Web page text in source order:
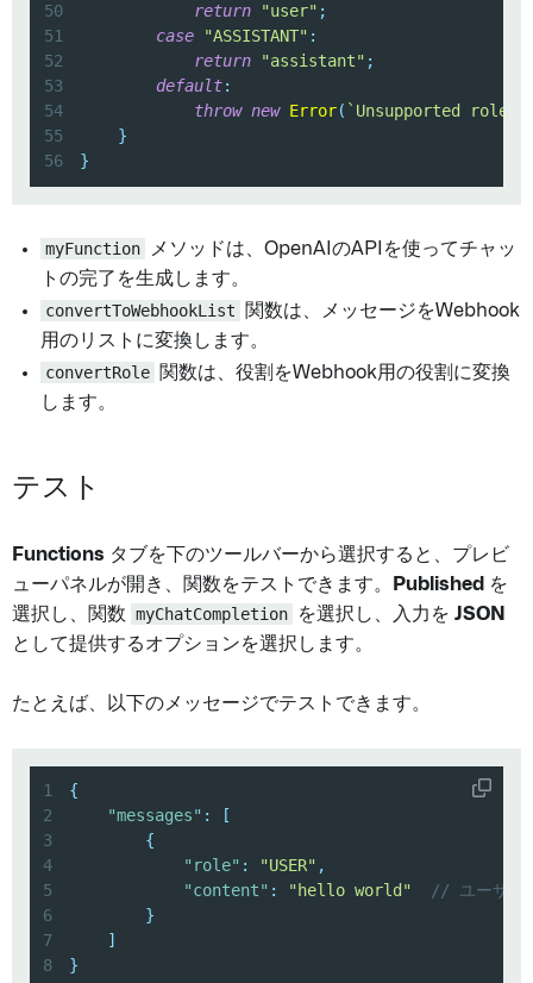
50
return "user" ;
51
case "ASSISTANT" :
52
return "assistant" ;
53
default:
54
throw new Error( ` Unsupported role:
55
}
56
}
myFunction
メソッドは、OpenAIのAPIを使ってチャッ
トの完了を生成します。
convertToWebhookList
関数は、メッセージをWebhook
用のリストに変換します。
convertRole 関数は、役割をWebhook用の役割に変換
します。
テスト
Functions タブを下のツールバーから選択すると、プレビ
ューパネルが開き、関数をテストできます。
Published を
選択し、関数 myChatCompletion を選択し、入力を JSON
として提供するオプションを選択します。
たとえば、以下のメッセージでテストできます。
1
{
2
"messages" :
[
3
{
4
"role" : "USER" ,
5
"content" : "hello world"
// ユーザー
6
}
7
]
8
}